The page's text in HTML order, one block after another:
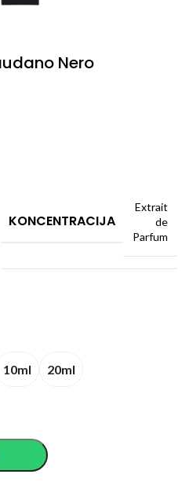
Nero
KONCENTRACIJA
Extrait
de
Parfum
10ml 20ml